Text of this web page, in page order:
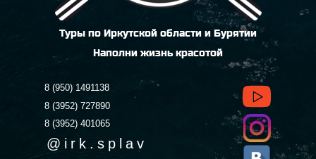
Туры по Иркутской области и Бурятии
Наполни жизнь красотой
8 (950) 1491138
8 (3952) 727890
8 (3952) 401065
@ irk.splav